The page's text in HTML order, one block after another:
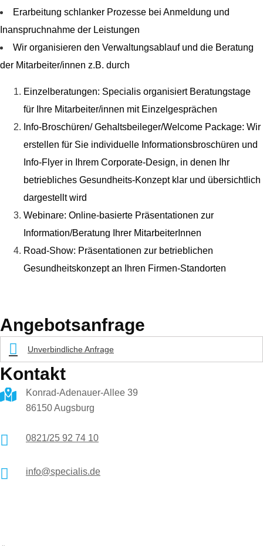
Erarbeitung schlanker Prozesse bei Anmeldung und
Inanspruchnahme der Leistungen
Wir organisieren den Verwaltungsablauf und die Beratung
der Mitarbeiter/innen z.B. durch
Einzelberatungen: Specialis organisiert Beratungstage
für Ihre Mitarbeiter/innen mit Einzelgesprächen
Info-Broschüren/ Gehaltsbeileger/Welcome Package: Wir
erstellen für Sie individuelle Informationsbroschüren und
Info-Flyer in Ihrem Corporate-Design, in denen Ihr
betriebliches Gesundheits-Konzept klar und übersichtlich
dargestellt wird
Webinare: Online-basierte Präsentationen zur
Information/Beratung Ihrer MitarbeiterInnen
Road-Show: Präsentationen zur betrieblichen
Gesundheitskonzept an Ihren Firmen-Standorten
Angebotsanfrage
Unverbindliche Anfrage
Kontakt
Kon­rad-Ade­nau­er-Al­lee 39
86150 Augs­burg
0821/25 92 74 10
info@specialis.de